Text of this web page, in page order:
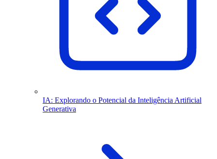
IA: Explorando o Potencial da Inteligência Artificial
Generativa